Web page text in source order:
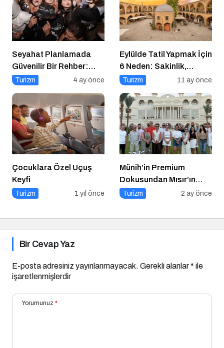
Seyahat Planlamada
Güvenilir Bir Rehber:
Tripcoholic
Turizm 4 ay önce
Eylülde Tatil Yapmak İçin
6 Neden: Sakinlik,
Ekonomi ve Keyif Bir
Turizm 11 ay önce
Çocuklara Özel Uçuş
Keyfi
Turizm 1 yıl önce
Münih’in Premium
Dokusundan Mısır’ın
Tarihi Derinliğine
Turizm 2 ay önce
Bir Cevap Yaz
E-posta adresiniz yayınlanmayacak. Gerekli alanlar* ile
işaretlenmişlerdir
Yorumunuz *